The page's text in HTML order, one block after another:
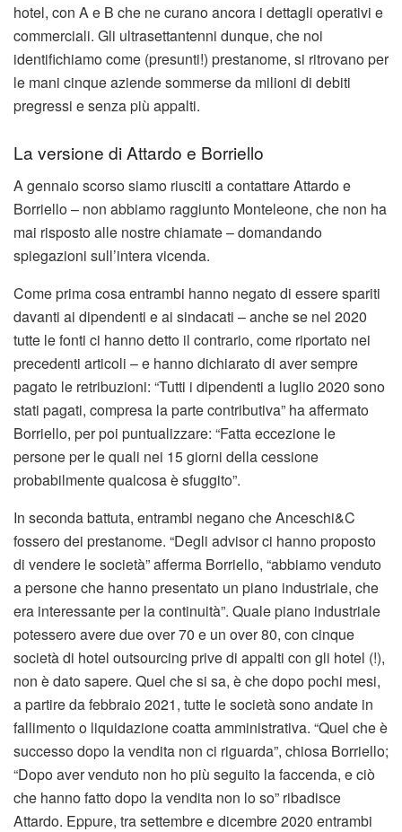
hotel, con A e B che ne curano ancora i dettagli operativi e
commerciali. Gli ultrasettantenni dunque, che noi
identifichiamo come (presunti!) prestanome, si ritrovano per
le mani cinque aziende sommerse da milioni di debiti
pregressi e senza più appalti.
La versione di Attardo e Borriello
A gennaio scorso siamo riusciti a contattare Attardo e
Borriello – non abbiamo raggiunto Monteleone, che non ha
mai risposto alle nostre chiamate – domandando
spiegazioni sull’intera vicenda.
Come prima cosa entrambi hanno negato di essere spariti
davanti ai dipendenti e ai sindacati – anche se nel 2020
tutte le fonti ci hanno detto il contrario, come riportato nei
precedenti articoli – e hanno dichiarato di aver sempre
pagato le retribuzioni: “Tutti i dipendenti a luglio 2020 sono
stati pagati, compresa la parte contributiva” ha affermato
Borriello, per poi puntualizzare: “Fatta eccezione le
persone per le quali nei 15 giorni della cessione
probabilmente qualcosa è sfuggito”.
In seconda battuta, entrambi negano che Anceschi&C
fossero dei prestanome. “Degli advisor ci hanno proposto
di vendere le società” afferma Borriello, “abbiamo venduto
a persone che hanno presentato un piano industriale, che
era interessante per la continuità”. Quale piano industriale
potessero avere due over 70 e un over 80, con cinque
società di hotel outsourcing prive di appalti con gli hotel (!),
non è dato sapere. Quel che si sa, è che dopo pochi mesi,
a partire da febbraio 2021, tutte le società sono andate in
fallimento o liquidazione coatta amministrativa. “Quel che è
successo dopo la vendita non ci riguarda”, chiosa Borriello;
“Dopo aver venduto non ho più seguito la faccenda, e ciò
che hanno fatto dopo la vendita non lo so” ribadisce
Attardo. Eppure, tra settembre e dicembre 2020 entrambi